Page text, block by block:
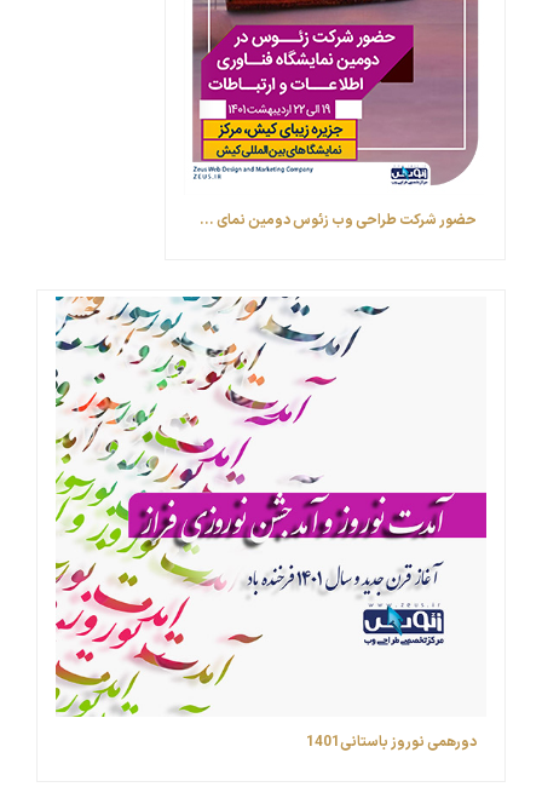
حضور شرکت طراحی وب زئوس ‎دومین نمای ...
دورهمی نوروز باستانی1401